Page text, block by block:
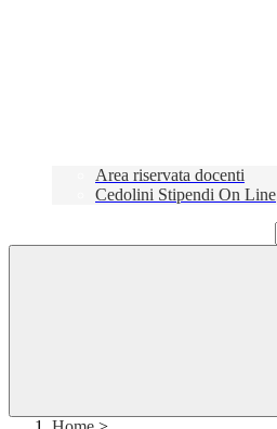
Area riservata docenti
Cedolini Stipendi On Line